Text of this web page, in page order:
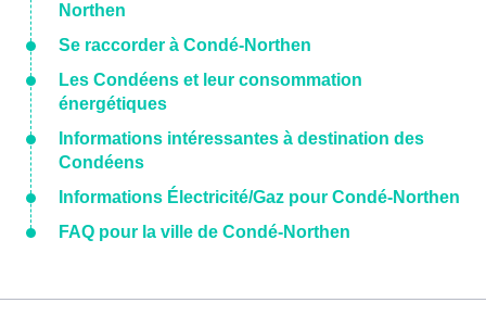
Northen
Se raccorder à Condé-Northen
Les Condéens et leur consommation
énergétiques
Informations intéressantes à destination des
Condéens
Informations Électricité/Gaz pour Condé-Northen
FAQ pour la ville de Condé-Northen